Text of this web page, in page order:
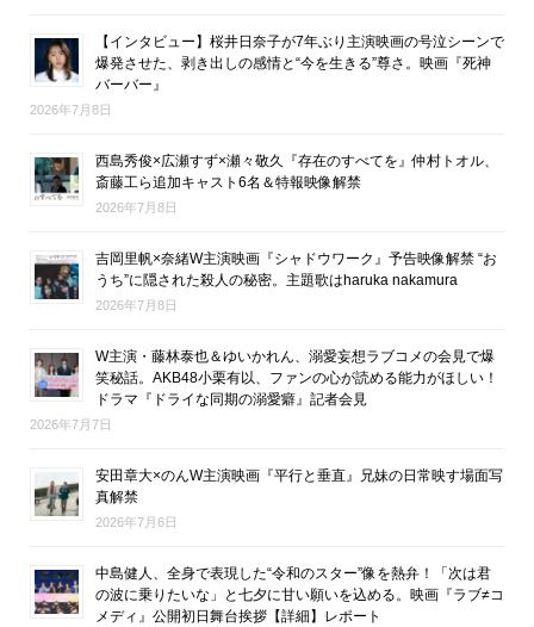
【インタビュー】桜井日奈子が7年ぶり主演映画の号泣シーンで
爆発させた、剥き出しの感情と“今を生きる”尊さ。映画『死神
バーバー』
2026年7月8日
西島秀俊×広瀬すず×瀬々敬久『存在のすべてを』仲村トオル、
斎藤工ら追加キャスト6名＆特報映像解禁
2026年7月8日
吉岡里帆×奈緒W主演映画『シャドウワーク』予告映像解禁 “お
うち”に隠された殺人の秘密。主題歌はharuka nakamura
2026年7月8日
W主演・藤林泰也＆ゆいかれん、溺愛妄想ラブコメの会見で爆
笑秘話。AKB48小栗有以、ファンの心が読める能力がほしい！
ドラマ『ドライな同期の溺愛癖』記者会見
2026年7月7日
安田章大×のんW主演映画『平行と垂直』兄妹の日常映す場面写
真解禁
2026年7月6日
中島健人、全身で表現した“令和のスター”像を熱弁！「次は君
の波に乗りたいな」と七夕に甘い願いを込める。映画『ラブ≠コ
メディ』公開初日舞台挨拶【詳細】レポート